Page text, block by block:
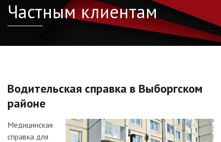
Частным клиентам
Водительская справка в Выборгском
районе
Медицинская
справка для